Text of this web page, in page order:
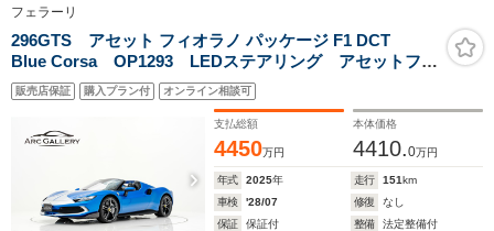
フェラーリ
296GTS アセット フィオラノ パッケージ F1 DCT
Blue Corsa OP1293 LEDステアリング アセットフィ
オラノエクステンデッド(スポーツ仕様車) レーシングス
トライプ 20インチ鍛造ホイール カーボンファイバー
レーシングシート スポーツシートリフター
販売店保証 購入プラン付 オンライン相談可
支払総額
4450万円
本体価格
4410.0万円
年式 2025年 走行 151km
車検
'28/07 修復
なし
保証
保証付 整備
法定整備付